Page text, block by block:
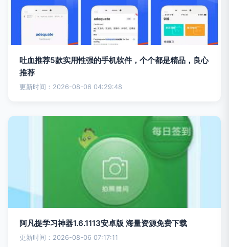
吐血推荐5款实用性强的手机软件，个个都是精品，良心
推荐
更新时间：2026-08-06 04:29:48
阿凡提学习神器1.6.1113安卓版 海量资源免费下载
更新时间：2026-08-06 07:17:11